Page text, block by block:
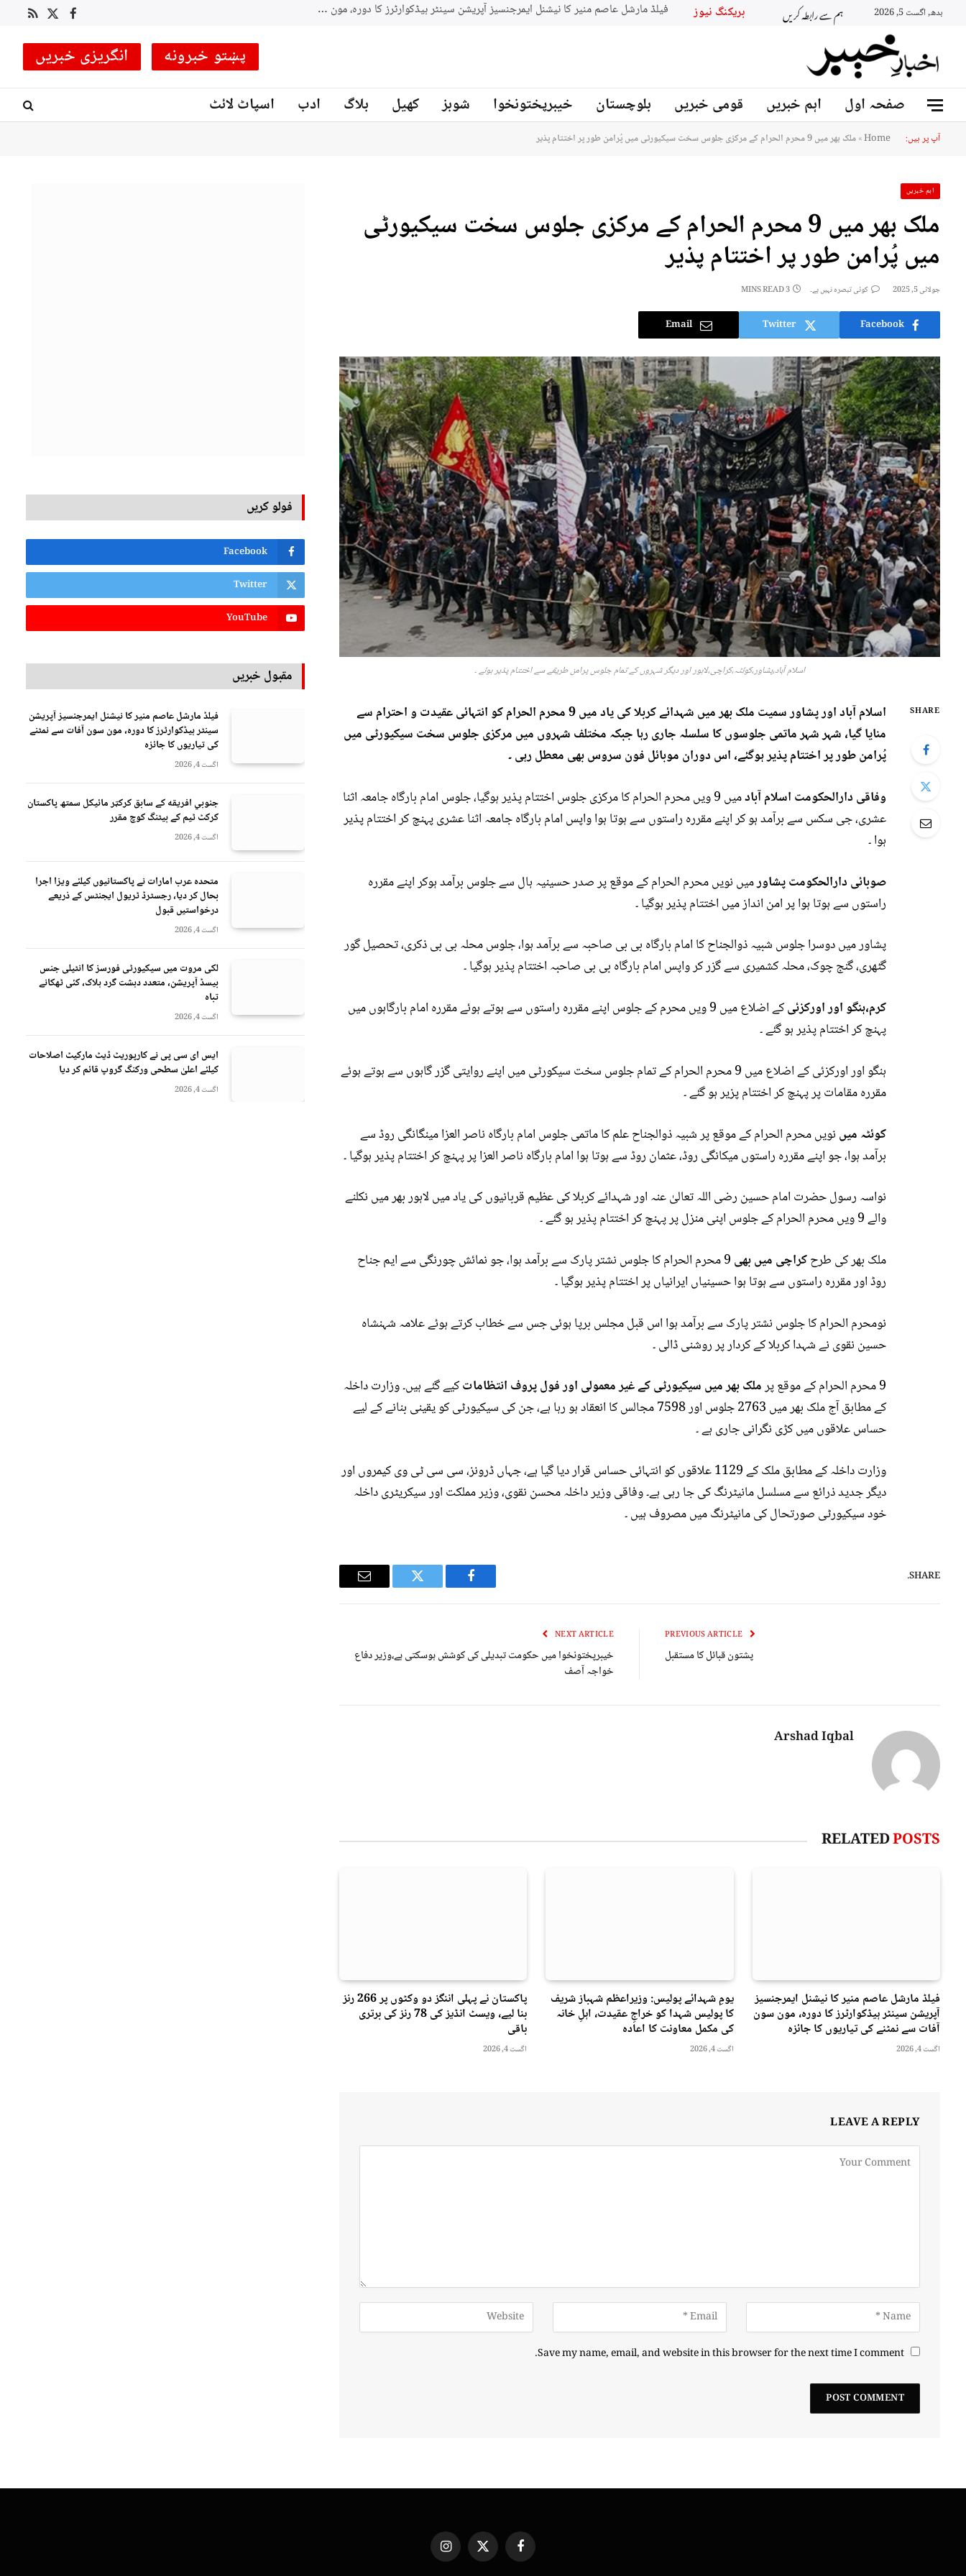
بدھ, اگست 5, 2026 ہم سے رابطہ کریں بریکنگ نیوز جنوبي افريقه کے سابق کرکټر مائیکل سمتھ پاکستان کرکٹ ٹیم کے بیٹنگ کوچ مقرر Facebook
X
RSS
پښتو خبرونه انگریزی خبریں
صفحہ اول اہم خبریں قومی خبریں بلوچستان خیبرپختونخوا شوبز کھیل بلاگ ادب اسپاٹ لائٹ
آپ پر ہیں: Home
»ملک بھر میں 9 محرم الحرام کے مرکزی جلوس سخت سیکیورٹی میں پُرامن طور پر اختتام پذیر
اہم خبریں
ملک بھر میں 9 محرم الحرام کے مرکزی جلوس سخت سیکیورٹی
میں پُرامن طور پر اختتام پذیر
جولائی 5, 2025 کوئی تبصرہ نہیں ہے۔ 3 MINS READ
Facebook
Twitter
Email
اسلام آباد،پشاور،کوئٹہ،کراچی،لاہور اور دیگر شہروں کے تمام جلوس پرامن طریقے سے اختتام پذیر ہوئے ۔
SHARE
اسلام آباد اور پشاور سمیت ملک بھر میں شہدائے کربلا کی یاد میں 9 محرم الحرام کو انتہائی عقیدت و احترام سے
منایا گیا، شہر شہر ماتمی جلوسوں کا سلسلہ جاری رہا جبکہ مختلف شہروں میں مرکزی جلوس سخت سیکیورٹی میں
پُرامن طور پر اختتام پذیر ہوگئے، اس دوران موبائل فون سروس بھی معطل رہی ۔
وفاقی دارالحکومت اسلام آباد
میں 9 ویں محرم الحرام کا مرکزی جلوس اختتام پذیر ہوگیا، جلوس امام بارگاہ جامعہ اثنا
عشری، جی سکس سے برآمد ہو کر اپنے مقررہ راستوں سے ہوتا ہوا واپس امام بارگاہ جامعہ اثنا عشری پہنچ کر اختتام پذیر
ہوا ۔
صوبائی دارالحکومت پشاورمیں نویں محرم الحرام کے موقع پر صدر حسینیہ ہال سے جلوس برآمد ہوکر اپنے مقررہ
راستوں سے ہوتا ہوا پر امن انداز میں اختتام پذیر ہوگیا ۔
پشاور میں دوسرا جلوس شبیہ ذوالجناح کا امام بارگاہ بی بی صاحبہ سے برآمد ہوا، جلوس محلہ بی بی ذکری، تحصیل گور
گٹھری، گنج چوک، محلہ کشمیری سے گزر کر واپس امام بارگاہ بی بی صاحبہ اختتام پذیر ہوگیا ۔
کرم،ہنگو اور اورکزئی
کے اضلاع میں 9 ویں محرم کے جلوس اپنے مقررہ راستوں سے ہوتے ہوئے مقررہ امام بارگاہوں میں
پہنچ کر اختتام پذیر ہو گئے ۔
ہنگو اور اورکزئی کے اضلاع میں 9 محرم الحرام کے تمام جلوس سخت سیکورٹی میں اپنے روایتی گزر گاہوں سے ہوتے ہوئے
مقررہ مقامات پر پہنچ کر اختتام پزیر ہو گئے ۔
کوئٹہ میں نویں محرم الحرام کے موقع پر شبیہ ذوالجناح علم کا ماتمی جلوس امام بارگاہ ناصر العزا مینگانگی روڈ سے
برآمد ہوا، جو اپنے مقررہ راستوں میکانگی روڈ، عثمان روڈ سے ہوتا ہوا امام بارگاہ ناصر العزا پر پہنچ کر اختتام پذیر ہوگیا ۔
نواسہ رسول حضرت امام حسین رضی اللہ تعالیٰ عنہ اور شہدائے کربلا کی عظیم قربانیوں کی یاد میں لاہور بھر میں نکلنے
والے 9 ویں محرم الحرام کے جلوس اپنی منزل پر پہنچ کر اختتام پذیر ہو گئے ۔
ملک بھر کی طرحکراچی میں بھی
9 محرم الحرام کا جلوس نشتر پارک سے برآمد ہوا، جو نمائش چورنگی سے ایم جناح
روڈ اور مقررہ راستوں سے ہوتا ہوا حسینیاں ایرانیاں پر اختتام پذیر ہوگیا ۔
نومحرم الحرام کا جلوس نشتر پارک سے برآمد ہوا اس قبل مجلس برپا ہوئی جس سے خطاب کرتے ہوئے علامہ شہنشاہ
حسین نقوی نے شہدا کربلا کے کردار پر روشنی ڈالی ۔
9 محرم الحرام کے موقع پر
ملک بھر میں سیکیورٹی کے غیر معمولی اور فول پروف انتظاماتکیے گئے ہیں۔ وزارت داخلہ
کے مطابق آج ملک بھر میں 2763 جلوس اور 7598 مجالس کا انعقاد ہو رہا ہے، جن کی سیکیورٹی کو یقینی بنانے کے لیے
حساس علاقوں میں کڑی نگرانی جاری ہے ۔
وزارت داخلہ کے مطابق ملک کے 1129 علاقوں کو انتہائی حساس قرار دیا گیا ہے، جہاں ڈرونز، سی سی ٹی وی کیمروں اور
دیگر جدید ذرائع سے مسلسل مانیٹرنگ کی جا رہی ہے۔ وفاقی وزیر داخلہ محسن نقوی، وزیر مملکت اور سیکریٹری داخلہ
خود سیکیورٹی صورتحال کی مانیٹرنگ میں مصروف ہیں ۔
SHARE.
Facebook
Twitter
Email
پشتون قبائل کا مستقبل
NEXT ARTICLE
خیبرپختونخوا میں حکومت تبدیلی کی کوشش ہوسکتی ہے،وزیر دفاع
خواجہ آصف
Arshad Iqbal
RELATEDPOSTS
فیلڈ مارشل عاصم منیر کا نیشنل ایمرجنسیز
آپریشن سینٹر ہیڈکوارٹرز کا دورہ، مون سون
آفات سے نمٹنے کی تیاریوں کا جائزہ
اگست 4, 2026
یومِ شہدائے پولیس: وزیراعظم شہباز شریف
کا پولیس شہدا کو خراجِ عقیدت، اہلِ خانہ
کی مکمل معاونت کا اعادہ
اگست 4, 2026
پاکستان نے پہلی اننگز دو وکٹوں پر 266 رنز
بنا لیے، ویسٹ انڈیز کی 78 رنز کی برتری
باقی
اگست 4, 2026
LEAVE A REPLY
Save my name, email, and website in this browser for the next time I comment.
فولو کریں
Facebook
Twitter
YouTube
مقبول خبریں
فیلڈ مارشل عاصم منیر کا نیشنل ایمرجنسیز آپریشن
سینٹر ہیڈکوارٹرز کا دورہ، مون سون آفات سے نمٹنے
کی تیاریوں کا جائزہ
اگست 4, 2026
جنوبي افريقه کے سابق کرکټر مائیکل سمتھ پاکستان
کرکٹ ٹیم کے بیٹنگ کوچ مقرر
اگست 4, 2026
متحدہ عرب امارات نے پاکستانیوں کیلئے ویزا اجرا
بحال کر دیا، رجسٹرڈ ٹریول ایجنٹس کے ذریعے
درخواستیں قبول
اگست 4, 2026
لکی مروت میں سیکیورٹی فورسز کا انٹیلی جنس
بیسڈ آپریشن، متعدد دہشت گرد ہلاک، کئی ٹھکانے
تباہ
اگست 4, 2026
ایس ای سی پی نے کارپوریٹ ڈیٹ مارکیٹ اصلاحات
کیلئے اعلیٰ سطحی ورکنگ گروپ قائم کر دیا
اگست 4, 2026
Facebook
X
(Twitter)
Instagram